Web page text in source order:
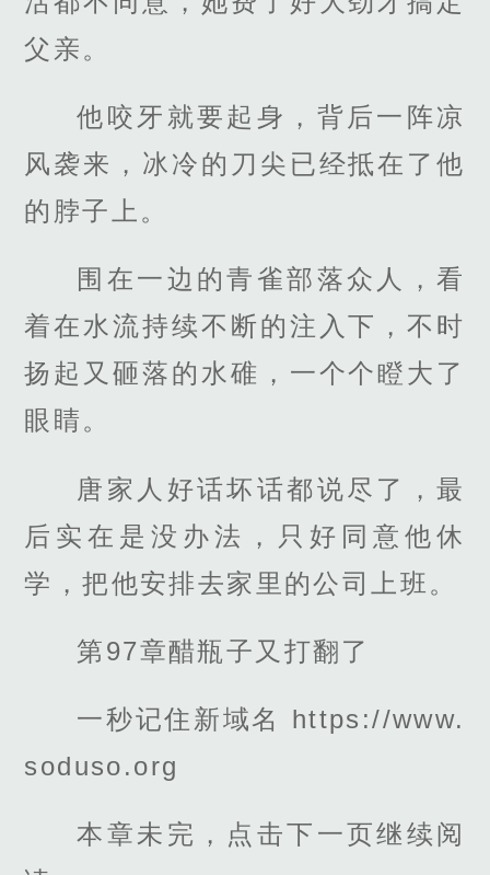
父亲。
他咬牙就要起身，背后一阵凉
风袭来，冰冷的刀尖已经抵在了他
的脖子上。
围在一边的青雀部落众人，看
着在水流持续不断的注入下，不时
扬起又砸落的水碓，一个个瞪大了
眼睛。
唐家人好话坏话都说尽了，最
后实在是没办法，只好同意他休
学，把他安排去家里的公司上班。
第97章醋瓶子又打翻了
一秒记住新域名 https://www.
soduso.org
本章未完，点击下一页继续阅